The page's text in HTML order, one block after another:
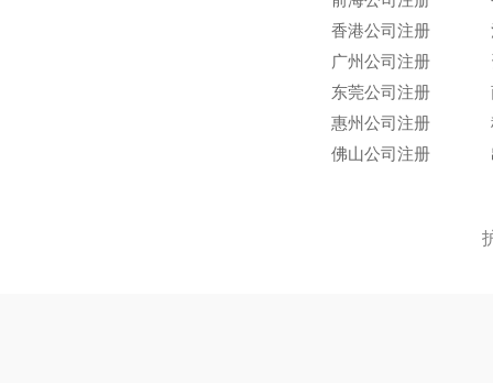
香港公司注册
广州公司注册
东莞公司注册
惠州公司注册
佛山公司注册